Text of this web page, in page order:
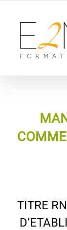
contenu
TITRE